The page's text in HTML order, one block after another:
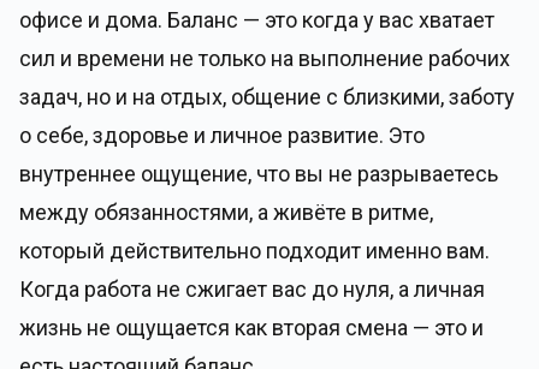
офисе и дома. Баланс — это когда у вас хватает
сил и времени не только на выполнение рабочих
задач, но и на отдых, общение с близкими, заботу
о себе, здоровье и личное развитие. Это
внутреннее ощущение, что вы не разрываетесь
между обязанностями, а живёте в ритме,
который действительно подходит именно вам.
Когда работа не сжигает вас до нуля, а личная
жизнь не ощущается как вторая смена — это и